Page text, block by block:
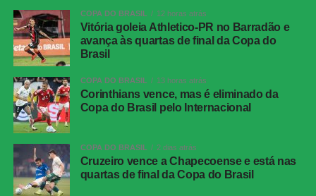
Athletico-PR x Vitória
ida das oitavas de final)
Data e horário:03.08 (segunda-feira), às 21h (de
Brasília)
Local:
FICHA
TÉCNICA
COPA DO BRASIL 12 horas atrás
Vitória goleia Athletico-PR no Barradão e
avança às quartas de final da Copa do
Brasil
COPA DO BRASIL 13 horas atrás
Corinthians vence, mas é eliminado da
Copa do Brasil pelo Internacional
COPA DO BRASIL 2 dias atrás
Cruzeiro vence a Chapecoense e está nas
quartas de final da Copa do Brasil